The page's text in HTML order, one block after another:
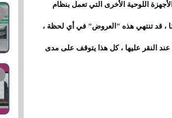
اللوحية الأخرى التي تعمل بنظام
، قد تنتهي هذه "العروض" في أي لحظة ،
النقر عليها ، كل هذا يتوقف على مدى